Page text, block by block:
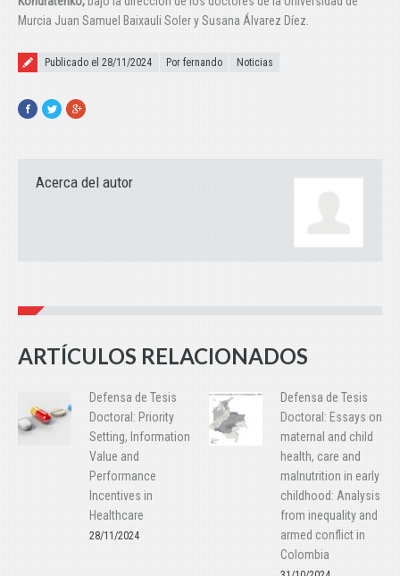
Murcia Juan Samuel Baixauli Soler y Susana Álvarez Díez.
Publicado el
Publicado el 28/11/2024 Por fernando Noticias
Facebook
TwitterGoogle+
Acerca del autor
ARTÍCULOS RELACIONADOS
Defensa de Tesis
Doctoral: Priority
Setting, Information
Value and
Performance
Incentives in
Healthcare
28/11/2024
Defensa de Tesis
Doctoral: Essays on
maternal and child
health, care and
malnutrition in early
childhood: Analysis
from inequality and
armed conflict in
Colombia